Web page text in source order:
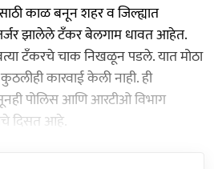
काळ बनून शहर व जिल्ह्यात
झालेले टॅंकर बेलगाम धावत आहेत.
टॅंकरचे चाक निखळून पडले. यात मोठा
कारवाई केली नाही. ही
पोलिस आणि आरटीओ विभाग
दिसत आहे.